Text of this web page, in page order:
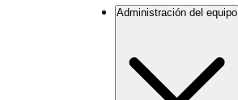
Administración del equipo